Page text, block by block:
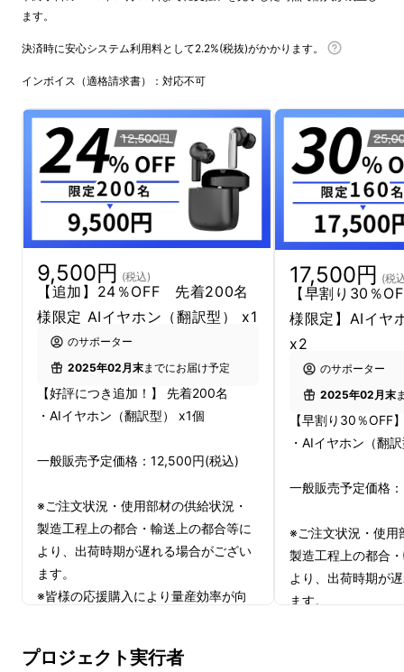
現するための強力なリアルタイム翻訳能力に
よって実現されます。移動中でもさまざまなイ
このワイヤレスイヤホンは、従来のBluetooth
イヤホンのすべての機能を備えているだけでな
く、ai通訳機として異なる言語環境で使用で
き、2wayの機能を備えています。
ます。
決済時に安心システム利用料として2.2%(税抜)がかかります。
インボイス（適格請求書）：対応不可
9,500円 (税込)
【追加】24％OFF 先着200名
様限定 AIイヤホン（翻訳型） x1
のサポーター
2025年02月末までにお届け予定
【好評につき追加！】 先着200名
・AIイヤホン（翻訳型） x1個
一般販売予定価格：12,500円(税込)
※ご注文状況・使用部材の供給状況・
製造工程上の都合・輸送上の都合等に
より、出荷時期が遅れる場合がござい
ます。
※皆様の応援購入により量産効率が向
※デザイン・仕様は変更になる可能性
17,500円 (税
【早割り30％
様限定】AIイヤ
x2
のサポーター
2025年02月末
【早割り30％OFF
・AIイヤホン（翻
一般販売予定価格
※ご注文状況・使用
製造工程上の都合
より、出荷時期が
ます。
プロジェクト実行者